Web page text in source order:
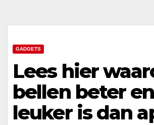
GADGETS
Lees hier
bellen beter en
leuker is dan